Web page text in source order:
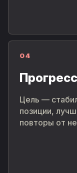
04
Цель —
позиции,
повторы от